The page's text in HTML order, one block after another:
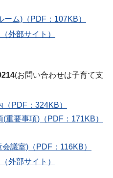
ム)（PDF：107KB）
外部サイト）
(お問い合わせは子育て支
PDF：324KB）
重要事項)（PDF：171KB）
議室)（PDF：116KB）
外部サイト）